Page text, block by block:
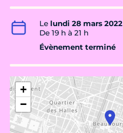
Le lundi 28 mars 2022
De 19 h à 21 h
Évènement terminé
+
−